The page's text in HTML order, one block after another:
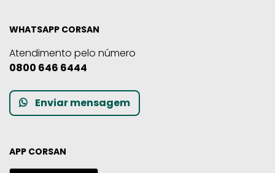
WHATSAPP CORSAN
Atendimento pelo número
0800 646 6444
Enviar mensagem
APP CORSAN